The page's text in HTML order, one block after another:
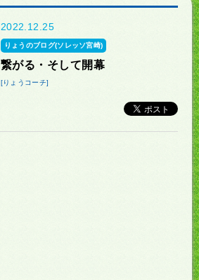
2022.12.25
りょうのブログ(ソレッソ宮崎)
繋がる・そして開幕
[りょうコーチ]